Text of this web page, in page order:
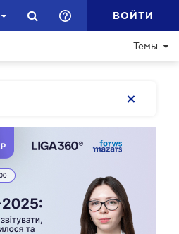
ВОЙТИ
Темы